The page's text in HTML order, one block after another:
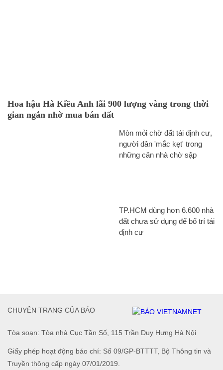
Hoa hậu Hà Kiều Anh lãi 900 lượng vàng trong thời
gian ngắn nhờ mua bán đất
Mòn mỏi chờ đất tái định cư,
người dân 'mắc kẹt' trong
những căn nhà chờ sập
TP.HCM dùng hơn 6.600 nhà
đất chưa sử dụng để bố trí tái
định cư
Tòa soạn: Tòa nhà Cục Tần Số, 115 Trần Duy Hưng Hà Nội
Giấy phép hoạt động báo chí: Số 09/GP-BTTTT, Bộ Thông tin và
Truyền thông cấp ngày 07/01/2019.
CHUYÊN TRANG CỦA BÁO